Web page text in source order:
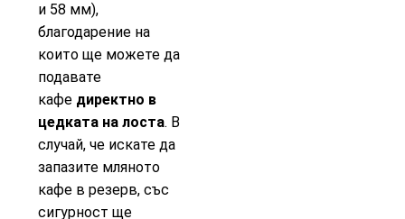
и 58 мм),
благодарение на
които ще можете да
подавате
кафе директно в
цедката на лоста. В
случай, че искате да
запазите мляното
кафе в резерв, със
сигурност ще